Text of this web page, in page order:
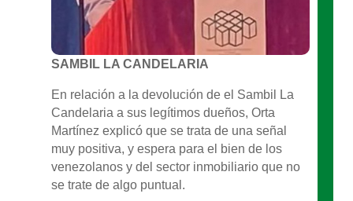
SAMBIL LA CANDELARIA
En relación a la devolución de el Sambil La
Candelaria a sus legítimos dueños, Orta
Martínez explicó que se trata de una señal
muy positiva, y espera para el bien de los
venezolanos y del sector inmobiliario que no
se trate de algo puntual.